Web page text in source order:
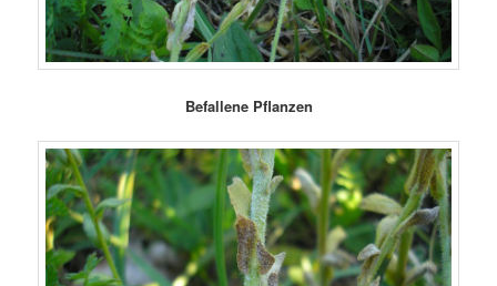
Befallene Pflanzen